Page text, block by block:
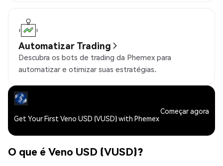
Automatizar Trading
Descubra os bots de trading da Phemex para
automatizar e otimizar suas estratégias.
Get Your First Veno USD (VUSD) with Phemex
Começar agora
O que é Veno USD (VUSD)?